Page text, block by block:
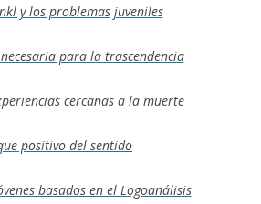
y los problemas juveniles
para la trascendencia
cercanas a la muerte
positivo del sentido
basados en el Logoanálisis